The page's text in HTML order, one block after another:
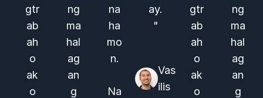
gtr
ab
ah
o
ak
o
ng
ma
hal
ag
an
g
na
ha
mo
n.
Na
ay.
"
Vas
ilis
gtr
ab
ah
o
ak
o
ng
ma
hal
ag
an
g